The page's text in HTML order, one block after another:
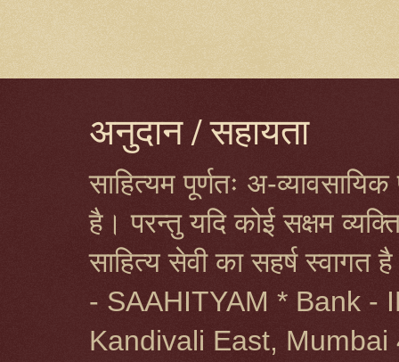
अनुदान / सहायता
साहित्यम पूर्णतः अ-
है। परन्तु यदि कोई सक्षम
साहित्य सेवी का सहर्ष
- SAAHITYAM * Bank -
Kandivali East,